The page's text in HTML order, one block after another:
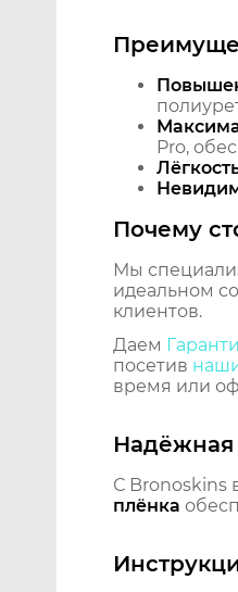
Pro,
Почему
Мы
идеальном
клиентов.
Даем
посетив
время или
С Bronoskins
плёнка